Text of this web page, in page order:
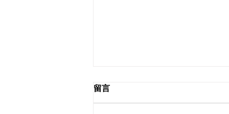
留言